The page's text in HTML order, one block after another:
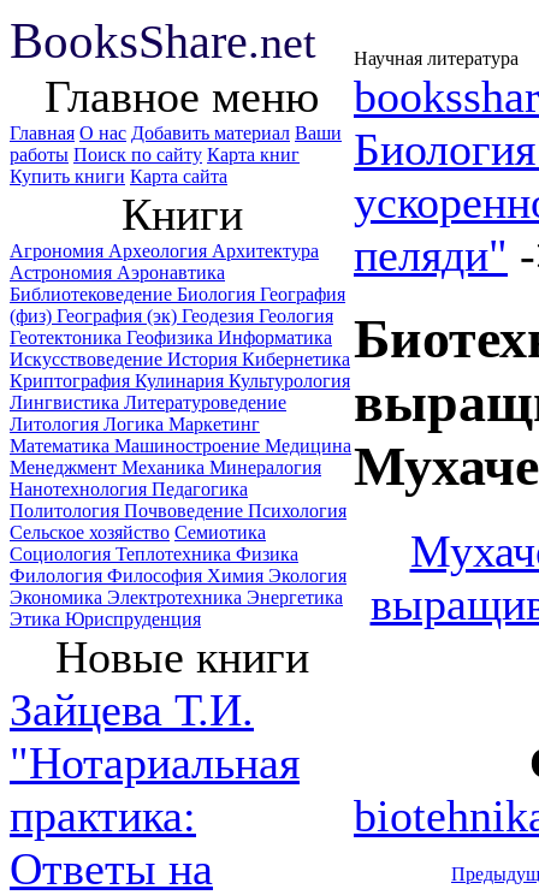
BooksShare.net Научная литература
Главное меню
Главная О нас Добавить материал Ваши
работы Поиск по сайту Карта книг
Купить книги Карта сайта
Книги
Агрономия Археология Архитектура
Астрономия Аэронавтика
Библиотековедение Биология География
(физ) География (эк) Геодезия Геология
Геотектоника Геофизика Информатика
Искусствоведение История Кибернетика
Криптография Кулинария Культурология
Лингвистика Литературоведение
Литология Логика Маркетинг
Математика Машиностроение Медицина
Менеджмент Механика Минералогия
Нанотехнология Педагогика
Политология Почвоведение Психология
Сельское хозяйство Семиотика
Социология Теплотехника Физика
Филология Философия Химия Экология
Экономика Электротехника Энергетика
Этика Юриспруденция
Новые книги
Зайцева Т.И.
"Нотариальная
практика:
Ответы на
пеляди"